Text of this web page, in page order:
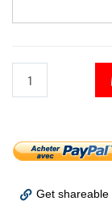
Get shareable